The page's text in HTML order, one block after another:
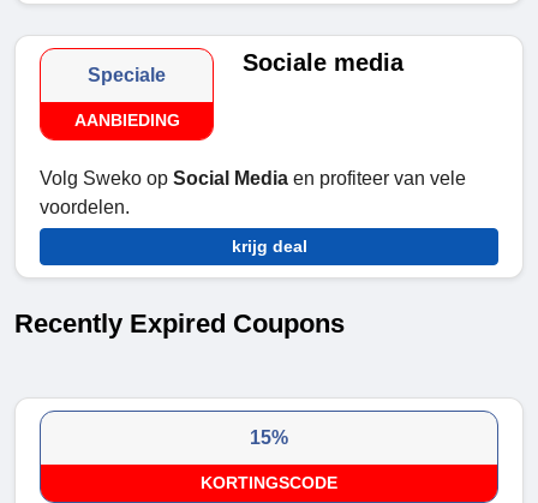
Speciale
AANBIEDING
Sociale media
Volg Sweko op Social Media en profiteer van vele
voordelen.
krijg deal
Recently Expired Coupons
15%
KORTINGSCODE